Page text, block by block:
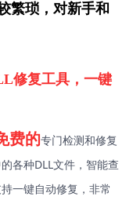
琐，对新手和
修复工具，一键
费的专门检测和修复
各种DLL文件，智能查
一键自动修复，非常